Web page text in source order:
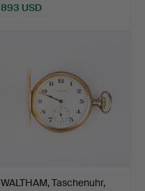
893 USD
WALTHAM, Taschenuhr,